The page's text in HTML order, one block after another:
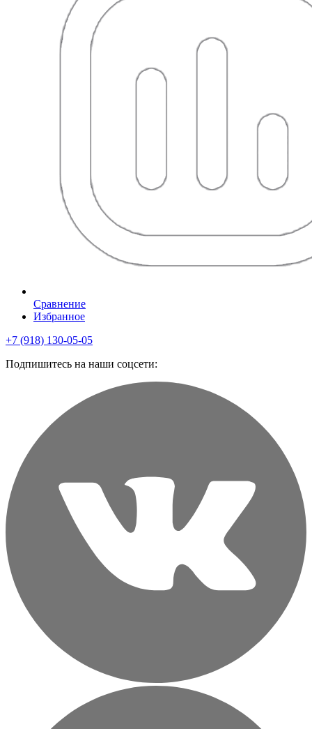
Сравнение
Избранное
+7 (918) 130-05-05
Подпишитесь на наши соцсети: